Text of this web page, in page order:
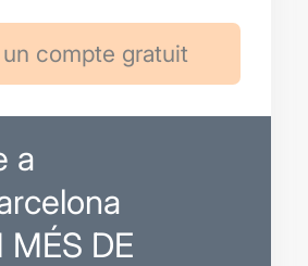
a
MÉS DE